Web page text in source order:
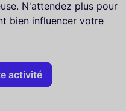
N'attendez plus pour
bien influencer votre
activité